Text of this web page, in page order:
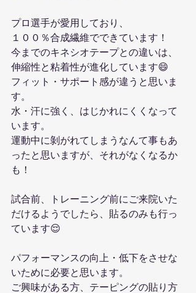
プロ選手が愛用しており、
１００％合成繊維でできています！
今までのキネシオテープとの違いは、
伸縮性と粘着性が進化しています😄
フィット・サポート感が違うと思いま
す。
水・汗に強く、はじかれにくくなって
います。
運動中に剝がれてしまうなんて事もあ
ったと思いますが、それがなくなるか
も！
試合前、トレーニング前にご来院いた
だけるようでしたら、貼るのみも行っ
ています😌
パフォーマンスの向上・低下をさせな
いために必要と思います。
ご興味がある方、テーピングの貼り方